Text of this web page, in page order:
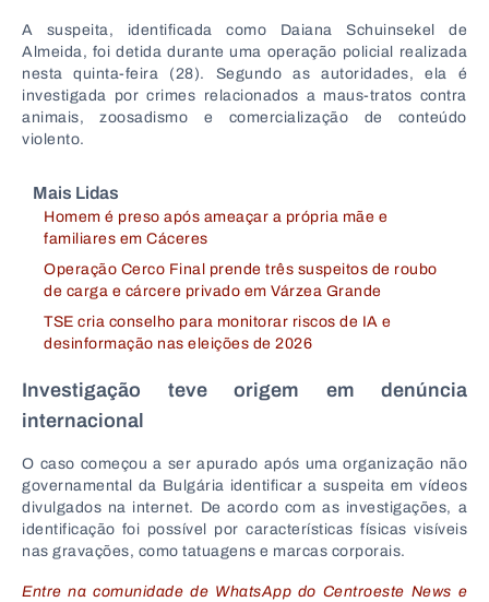
A suspeita, identificada como Daiana Schuinsekel de
Almeida, foi detida durante uma operação policial realizada
nesta quinta-feira (28). Segundo as autoridades, ela é
investigada por crimes relacionados a maus-tratos contra
animais, zoosadismo e comercialização de conteúdo
violento.
Mais Lidas
Homem é preso após ameaçar a própria mãe e
familiares em Cáceres
Operação Cerco Final prende três suspeitos de roubo
de carga e cárcere privado em Várzea Grande
TSE cria conselho para monitorar riscos de IA e
desinformação nas eleições de 2026
Investigação teve origem em denúncia
internacional
O caso começou a ser apurado após uma organização não
governamental da Bulgária identificar a suspeita em vídeos
divulgados na internet. De acordo com as investigações, a
identificação foi possível por características físicas visíveis
nas gravações, como tatuagens e marcas corporais.
Entre na comunidade de WhatsApp do Centroeste News e